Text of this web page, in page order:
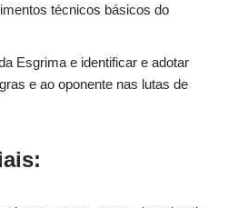
técnicos básicos do
Esgrima e identificar e adotar
e ao oponente nas lutas de
: